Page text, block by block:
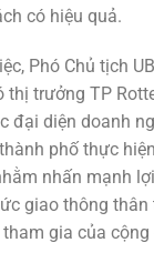
có hiệu quả.
Phó Chủ tịch
thị trưởng TP
đại diện doanh
phố thực
nhấn mạnh
giao thông
gia của